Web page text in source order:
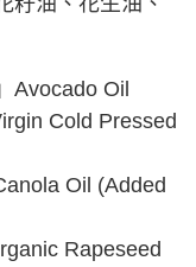
Avocado Oil
Cold Pressed
Oil (Added
Rapeseed